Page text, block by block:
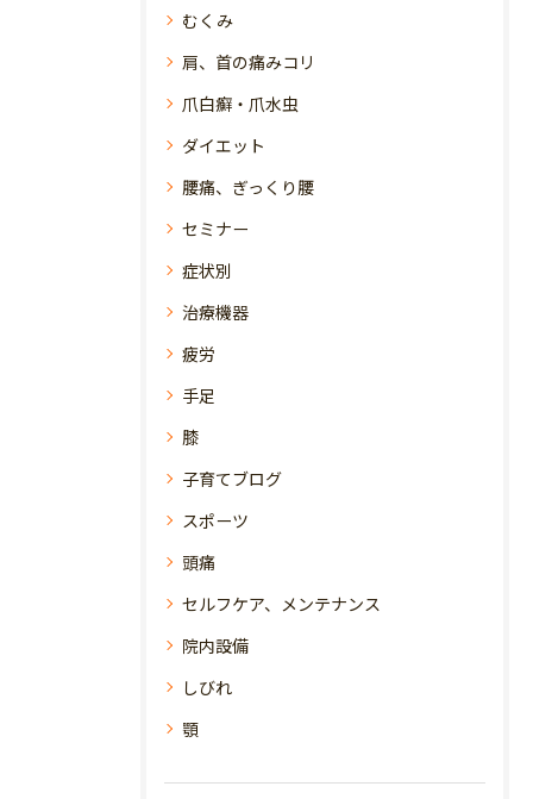
むくみ
肩、首の痛みコリ
爪白癬・爪水虫
ダイエット
腰痛、ぎっくり腰
セミナー
症状別
治療機器
疲労
手足
膝
子育てブログ
スポーツ
頭痛
セルフケア、メンテナンス
院内設備
しびれ
顎